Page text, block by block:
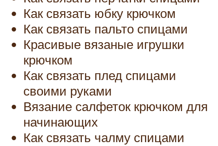
Как связать юбку крючком
Как связать пальто спицами
Красивые вязаные игрушки
крючком
Как связать плед спицами
своими руками
Вязание салфеток крючком для
начинающих
Как связать чалму спицами